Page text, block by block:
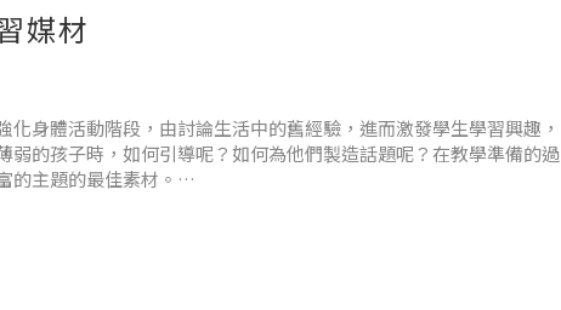
媒材
身體活動階段，由討論生活中的舊經驗，進而激發學生學習興趣，
的孩子時，如何引導呢？如何為他們製造話題呢？在教學準備的過
的主題的最佳素材。
好奇，遇到新奇有趣的人事物時，總是迫不及待的想與人分享，但